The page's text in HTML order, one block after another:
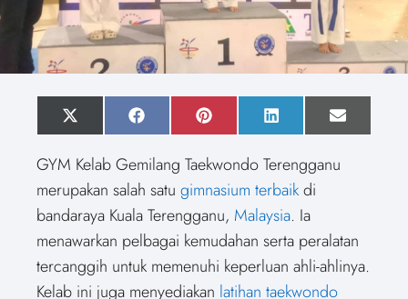
S
h
r
o
n
X
(
w
t
t
e
r
)
S
h
r
o
n
F
a
e
o
o
S
h
r
o
n
P
i
t
r
e
s
t
S
h
r
o
n
L
i
k
d
I
n
S
h
E
m
GYM Kelab Gemilang Taekwondo Terengganu
merupakan salah satu gimnasium terbaikdi
bandaraya Kuala Terengganu, Malaysia. Ia
menawarkan pelbagai kemudahan serta peralatan
tercanggih untuk memenuhi keperluan ahli-ahlinya.
Kelab ini juga menyediakan latihan taekwondo